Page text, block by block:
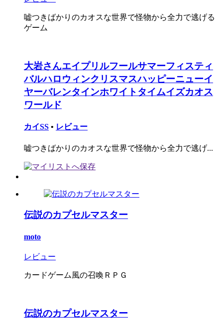
嘘つきばかりのカオスな世界で怪物から全力で逃げる
ゲーム
大岩さんエイプリルフールサマーフィスティ
バルハロウィンクリスマスハッピーニューイ
ヤーバレンタインホワイトタイムイズカオス
ワールド
カイSS • レビュー
嘘つきばかりのカオスな世界で怪物から全力で逃げ...
伝説のカプセルマスター
moto
レビュー
カードゲーム風の召喚ＲＰＧ
伝説のカプセルマスター